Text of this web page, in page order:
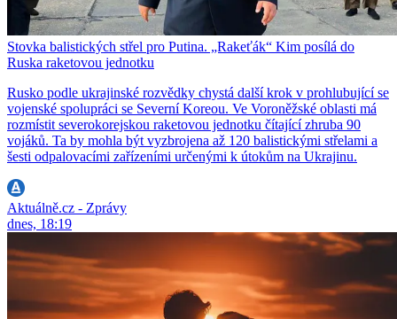
Stovka balistických střel pro Putina. „Rakeťák“ Kim posílá do
Ruska raketovou jednotku
Rusko podle ukrajinské rozvědky chystá další krok v prohlubující se
vojenské spolupráci se Severní Koreou. Ve Voroněžské oblasti má
rozmístit severokorejskou raketovou jednotku čítající zhruba 90
vojáků. Ta by mohla být vyzbrojena až 120 balistickými střelami a
šesti odpalovacími zařízeními určenými k útokům na Ukrajinu.
Aktuálně.cz - Zprávy
dnes, 18:19